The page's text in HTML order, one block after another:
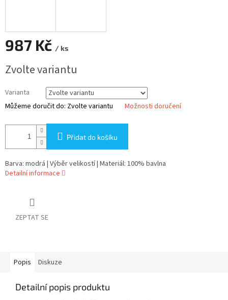
987 Kč / ks
cena:
Zvolte variantu
Varianta
Můžeme doručit do: Zvolte variantu Možnosti doručení
Přidat do košíku
Barva: modrá | Výběr velikostí | Materiál: 100% bavlna
Detailní informace
ZEPTAT SE
Popis Diskuze
Detailní popis produktu